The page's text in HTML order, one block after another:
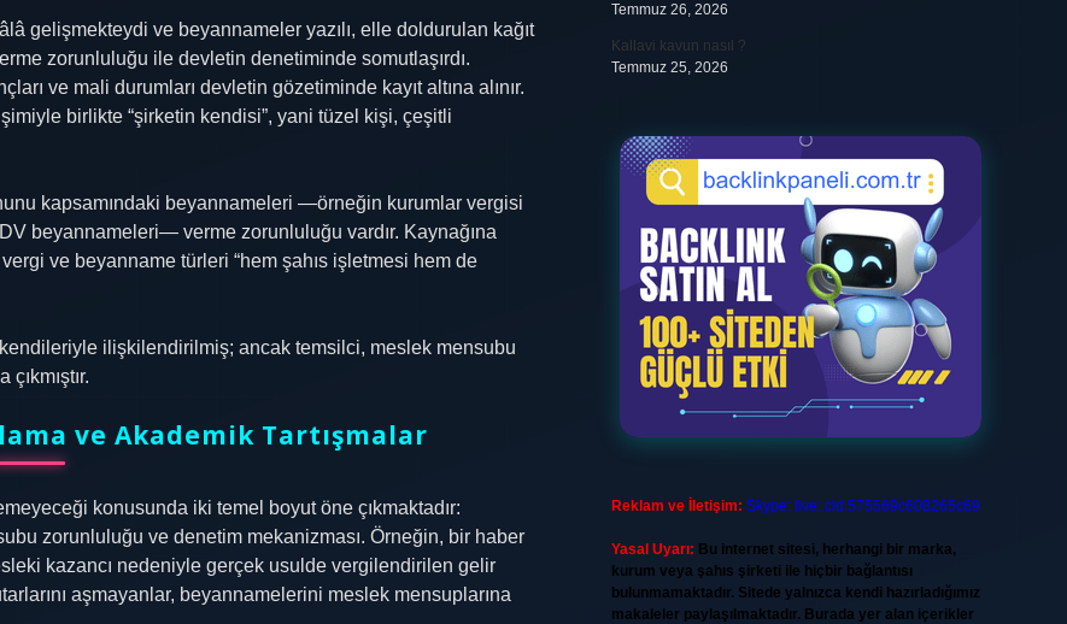
gelişmekteydi ve beyannameler yazılı, elle doldurulan kağıt
zorunluluğu ile devletin denetiminde somutlaşırdı.
ve mali durumları devletin gözetiminde kayıt altına alınır.
birlikte “şirketin kendisi”, yani tüzel kişi, çeşitli
kapsamındaki beyannameleri —örneğin kurumlar vergisi
beyannameleri— verme zorunluluğu vardır. Kaynağına
ve beyanname türleri “hem şahıs işletmesi hem de
ilişkilendirilmiş; ancak temsilci, meslek mensubu
ve Akademik Tartışmalar
konusunda iki temel boyut öne çıkmaktadır:
zorunluluğu ve denetim mekanizması. Örneğin, bir haber
kazancı nedeniyle gerçek usulde vergilendirilen gelir
aşmayanlar, beyannamelerini meslek mensuplarına
Temmuz 26, 2026
Kallavi kavun nasıl ?
Temmuz 25, 2026
Reklam ve İletişim: Skype: live:.cid.575569c608265c69
Yasal Uyarı: Bu internet sitesi, herhangi bir marka,
kurum veya şahıs şirketi ile hiçbir bağlantısı
bulunmamaktadır. Sitede yalnızca kendi hazırladığımız
makaleler paylaşılmaktadır. Burada yer alan içerikler